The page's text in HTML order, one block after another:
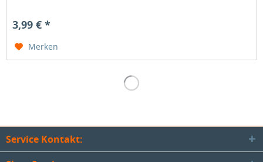
3,99 € *
Merken
Service Kontakt: